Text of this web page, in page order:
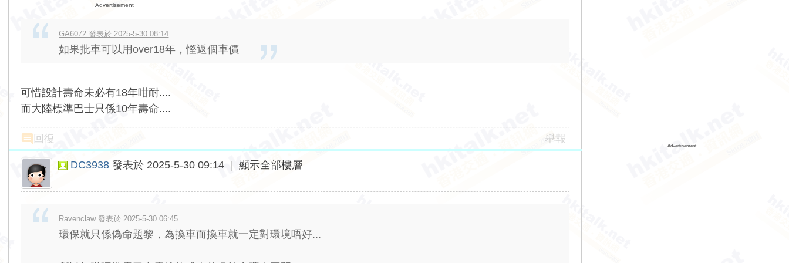
Advertisement
GA6072 發表於 2025-5-30 08:14
如果批車可以用over18年，慳返個車價
可惜設計壽命未必有18年咁耐....
而大陸標準巴士只係10年壽命....
回復 舉報
DC3938 發表於 2025-5-30 09:14 顯示全部樓層
Ravenclaw 發表於 2025-5-30 06:45
環保就只係偽命題黎，為換車而換車就一定對環境唔好...
Advertisement